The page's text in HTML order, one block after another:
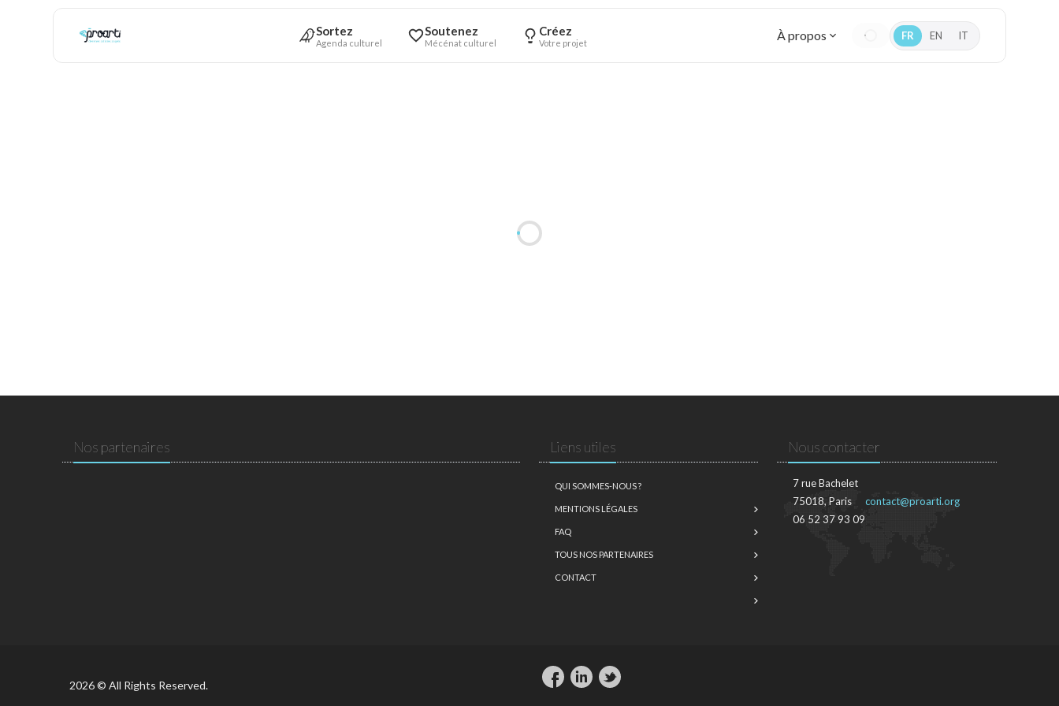
Sortez
Agenda culturel
Soutenez
Mécénat culturel
Créez
Votre projet À propos FR EN IT
Nos partenaires Liens utiles
QUI SOMMES-NOUS ?
MENTIONS LÉGALES
FAQ
TOUS NOS PARTENAIRES
CONTACT
Nous contacter
7 rue Bachelet
75018, Paris
06 52 37 93 09
contact@proarti.org
2026 © All Rights Reserved.